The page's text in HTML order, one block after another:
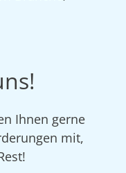
Ihnen gerne
mit,